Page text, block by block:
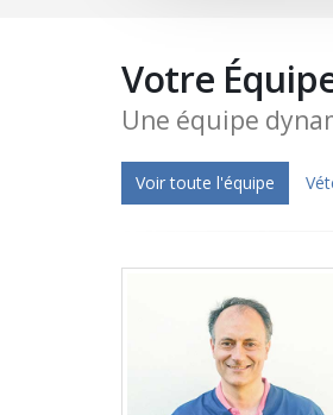
Votre
Une équipe
Voir toute l'équipe